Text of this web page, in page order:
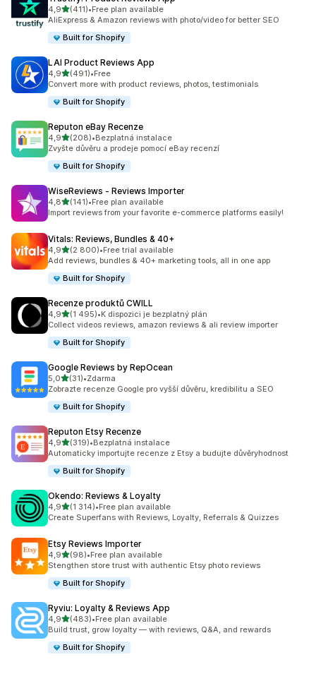
4,9z 5 hvězd
(411)
Celkový počet recenzí: 411
•Free plan available
AliExpress & Amazon reviews with photo/video for better SEO
Built for Shopify
LAI Product Reviews App
4,9z 5 hvězd
(491)
Celkový počet recenzí: 491
•Free
Convert more with product reviews, photos, testimonials
Built for Shopify
Reputon eBay Recenze
4,9z 5 hvězd
(208)
Celkový počet recenzí: 208
•Bezplatná instalace
Zvyšte důvěru a prodeje pomocí eBay recenzí
Built for Shopify
WiseReviews ‑ Reviews Importer
4,8z 5 hvězd
(141)
Celkový počet recenzí: 141
•Free plan available
Import reviews from your favorite e-commerce platforms easily!
Vitals: Reviews, Bundles & 40+
4,9z 5 hvězd
(2 800)
Celkový počet recenzí: 2800
•Free trial available
Add reviews, bundles & 40+ marketing tools, all in one app
Built for Shopify
Recenze produktů CWILL
4,9z 5 hvězd
(1 495)
Celkový počet recenzí: 1495
•K dispozici je bezplatný plán
Collect videos reviews, amazon reviews & ali review importer
Built for Shopify
Google Reviews by RepOcean
5,0z 5 hvězd
(31)
Celkový počet recenzí: 31
•Zdarma
Zobrazte recenze Google pro vyšší důvěru, kredibilitu a SEO
Built for Shopify
Reputon Etsy Recenze
4,9z 5 hvězd
(319)
Celkový počet recenzí: 319
•Bezplatná instalace
Automaticky importujte recenze z Etsy a budujte důvěryhodnost
Built for Shopify
Okendo: Reviews & Loyalty
4,9z 5 hvězd
(1 314)
Celkový počet recenzí: 1314
•Free plan available
Create Superfans with Reviews, Loyalty, Referrals & Quizzes
Etsy Reviews Importer
4,9z 5 hvězd
(98)
Celkový počet recenzí: 98
•Free plan available
Stengthen store trust with authentic Etsy photo reviews
Built for Shopify
Ryviu: Loyalty & Reviews App
4,9z 5 hvězd
(483)
Celkový počet recenzí: 483
•Free plan available
Build trust, grow loyalty — with reviews, Q&A, and rewards
Built for Shopify